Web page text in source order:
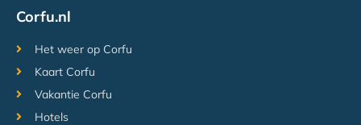
Corfu.nl
Het weer op Corfu
Kaart Corfu
Vakantie Corfu
Hotels